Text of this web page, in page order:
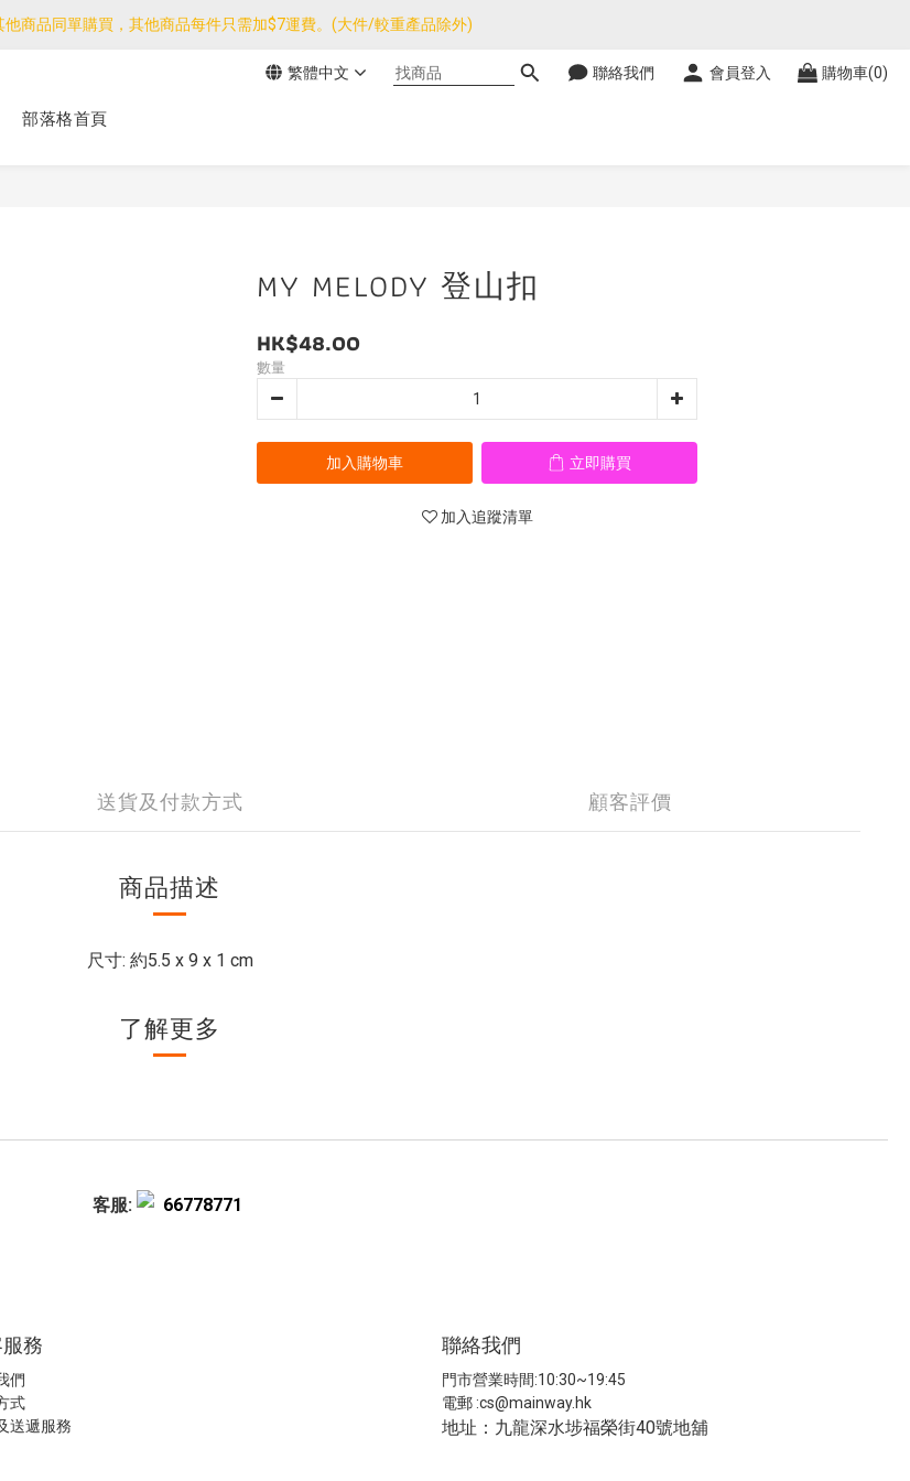
他商品同單購買，其他商品每件只需加$7運費。(大件/較重產品除外)
他商品同單購買，其他商品每件只需加$7運費。(大件/較重產品除外)
7~12/8外訪搜羅新產品，期間網店訂單處理及客服服務暫停，門市正常營業。
商品同單購買，其他商品每件只需加$7運費。(大件/較重產品除外)
繁體中文 聯絡我們 會員登入 購物車(0)
部落格首頁
MY MELODY 登山扣
HK$48.00
數量
加入購物車 立即購買
加入追蹤清單
送貨及付款方式 顧客評價
商品描述
尺寸: 約5.5 x 9 x 1 cm
了解更多
客服: 66778771
務
們
式
送遞服務
聯絡我們
門市營業時間:10:30~19:45
電郵 :cs@mainway.hk
地址：九龍深水埗福榮街40號地舖